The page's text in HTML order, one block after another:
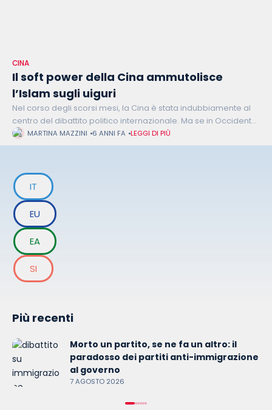
CINA
Il soft power della Cina ammutolisce
l’Islam sugli uiguri
Nel corso degli scorsi mesi, la Cina è stata indubbiamente al
centro del dibattito politico internazionale. Ma se in Occidente
il gigante asiatico è spesso passato come il responsabile
della
MARTINA MAZZINI 6 ANNI FA LEGGI DI PIÙ
IT
EU
EA
SI
Più recenti
Morto un partito, se ne fa un altro: il
paradosso dei partiti anti-immigrazione
al governo
7 AGOSTO 2026